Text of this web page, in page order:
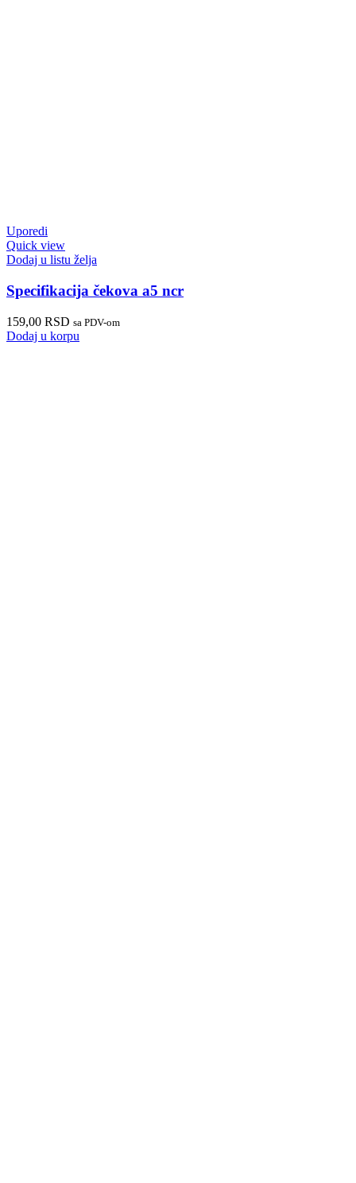
Uporedi
Quick view
Dodaj u listu želja
Specifikacija čekova a5 ncr
159,00 RSD sa PDV-om
Dodaj u korpu